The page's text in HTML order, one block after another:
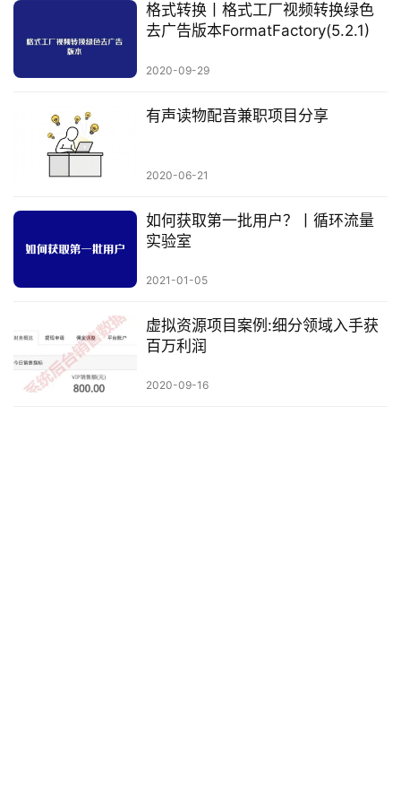
格式转换丨格式工厂视频转换绿色
去广告版本FormatFactory(5.2.1)
2020-09-29
有声读物配音兼职项目分享
2020-06-21
如何获取第一批用户？丨循环流量
实验室
2021-01-05
虚拟资源项目案例:细分领域入手获
百万利润
2020-09-16